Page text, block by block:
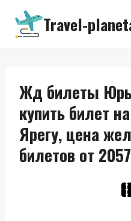
Перейти
содержимому
Travel-
Жд билеты
купить билет
Ярегу, цена
билетов от